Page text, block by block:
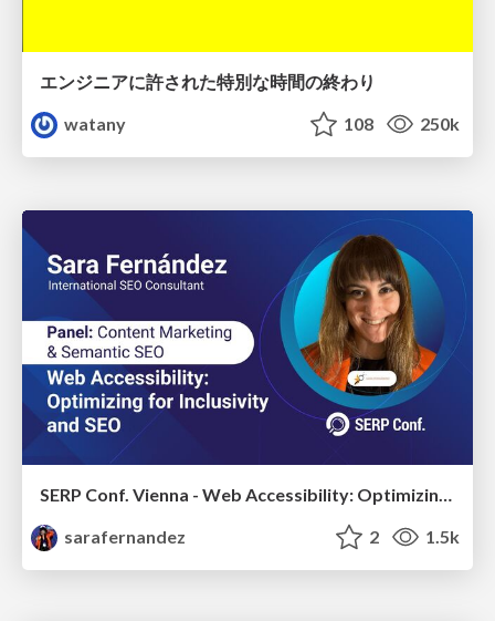
エンジニアに許された特別な時間の終わり
watany
108 250k
SERP Conf. Vienna - Web Accessibility: Optimizing for Inclusivity and SEO
sarafernandez
2 1.5k